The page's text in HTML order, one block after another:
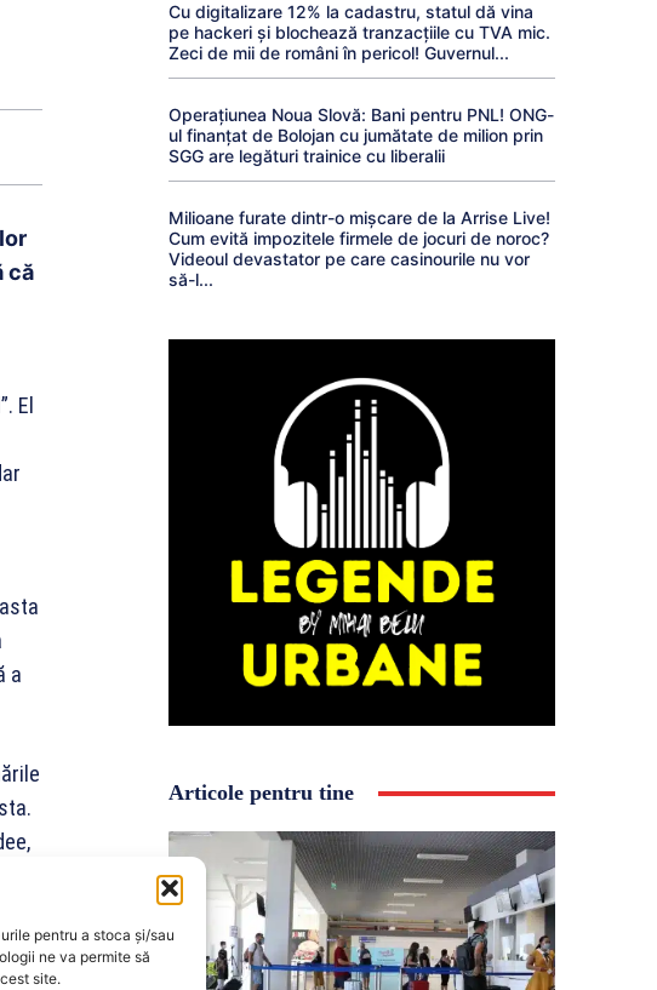
pentru a stoca și/sau
ne va permite să
site.
că
El
a
Cu digitalizare 12% la cadastru, statul dă vina
pe hackeri și blochează tranzacțiile cu TVA mic.
Zeci de mii de români în pericol! Guvernul...
Operațiunea Noua Slovă: Bani pentru PNL! ONG-
ul finanțat de Bolojan cu jumătate de milion prin
SGG are legături trainice cu liberalii
Milioane furate dintr-o mișcare de la Arrise Live!
Cum evită impozitele firmele de jocuri de noroc?
Videoul devastator pe care casinourile nu vor
să-l...
Articole pentru tine